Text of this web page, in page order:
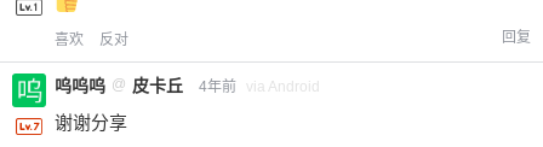
喜欢 反对 回复
呜呜呜 @ 皮卡丘 4年前 via Android
谢谢分享